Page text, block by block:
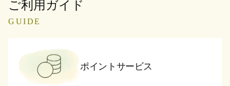
ご利用ガイド
GUIDE
ポイントサービス